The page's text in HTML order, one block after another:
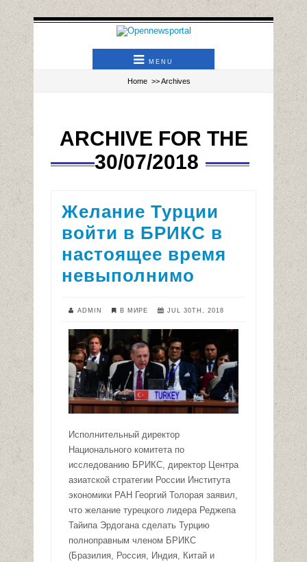
MENU
Home >> Archives
ARCHIVE FOR THE
30/07/2018
Желание Турции
войти в БРИКС в
настоящее время
невыполнимо
ADMIN В МИРЕ JUL 30TH, 2018
Исполнительный директор
Национального комитета по
исследованию БРИКС, директор Центра
азиатской стратегии России Института
экономики РАН Георгий Толорая заявил,
что желание турецкого лидера Реджепа
Тайипа Эрдогана сделать Турцию
полноправным членом БРИКС
(Бразилия, Россия, Индия, Китай и